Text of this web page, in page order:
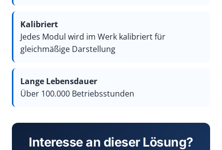
Kalibriert
Jedes Modul wird im Werk kalibriert für
gleichmäßige Darstellung
Lange Lebensdauer
Über 100.000 Betriebsstunden
Interesse an dieser Lösung?